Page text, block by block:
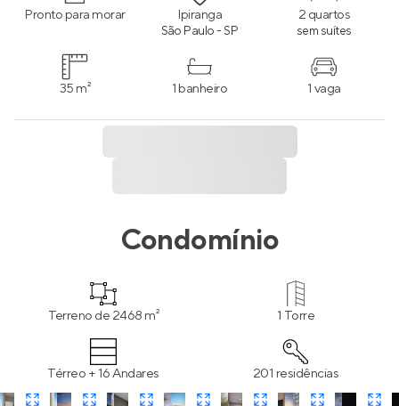
Pronto para morar Ipiranga
São Paulo - SP
2 quartos
sem suítes
35 m² 1 banheiro 1 vaga
Condomínio
Terreno de 2468 m² 1 Torre
Térreo + 16 Andares 201 residências